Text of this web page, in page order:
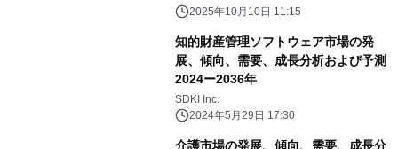
2025年10月10日 11:15
知的財産管理ソフトウェア市場の発
展、傾向、需要、成長分析および予測
2024ー2036年
SDKI Inc.
2024年5月29日 17:30
介護市場の発展、傾向、需要、成長分